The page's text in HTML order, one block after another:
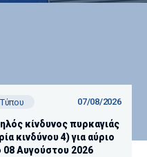
07/08/2026
κίνδυνος πυρκαγιάς
4) για αύριο
08 Αυγούστου 2026